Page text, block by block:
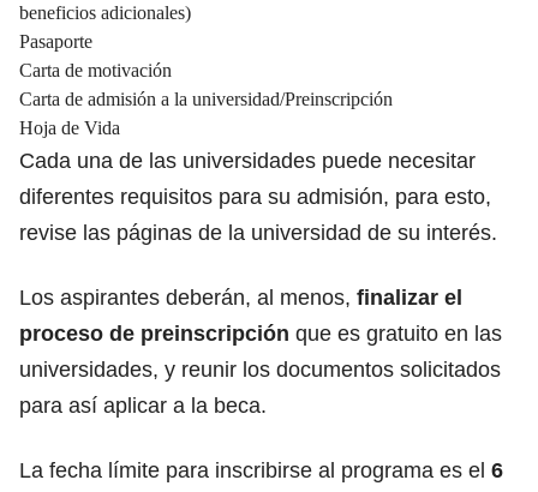
beneficios adicionales)
Pasaporte
Carta de motivación
Carta de admisión a la universidad/Preinscripción
Hoja de Vida
Cada una de las universidades puede necesitar
diferentes requisitos para su admisión, para esto,
revise las páginas de la universidad de su interés.
Los aspirantes deberán, al menos, finalizar el
proceso de preinscripción que es gratuito en las
universidades, y reunir los documentos solicitados
para así aplicar a la beca.
La fecha límite para inscribirse al programa es el 6